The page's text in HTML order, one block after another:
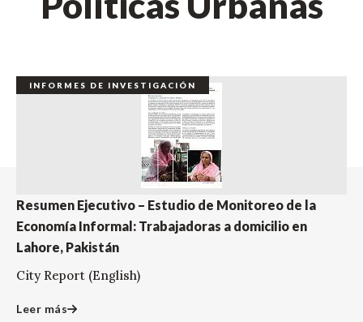
INFORMES DE INVESTIGACIÓN
Resumen Ejecutivo – Estudio de Monitoreo de la
Economía Informal: Trabajadoras a domicilio en
Lahore, Pakistán
City Report (English)
Leer más